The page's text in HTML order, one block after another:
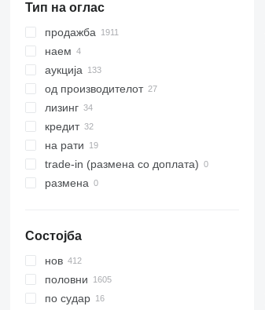
Тип на оглас
продажба
наем
аукција
од производителот
лизинг
кредит
на рати
trade-in (размена со доплата)
размена
Состојба
нов
половни
по судар